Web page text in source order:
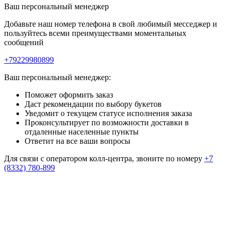
Ваш персональный менеджер
Добавьте наш номер телефона в свой любимый месседжер и
пользуйтесь всеми преимуществами моментальных
сообщений
+79229980899
Ваш персональный менеджер:
Поможет оформить заказ
Даст рекомендации по выбору букетов
Уведомит о текущем статусе исполнения заказа
Проконсультирует по возможности доставки в
отдаленные населенные пункты
Ответит на все ваши вопросы
Для связи с оператором колл-центра, звоните по номеру +7
(8332) 780-899